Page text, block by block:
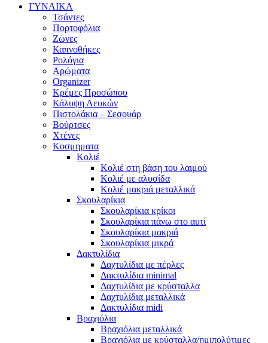
ΓΥΝΑΙΚΑ
Τσάντες
Πορτοφόλια
Ζώνες
Καπνοθήκες
Ρολόγια
Αρώματα
Organizer
Κρέμες Προσώπου
Κάλυψη Λευκών
Πιστολάκια – Σεσουάρ
Βούρτσες
Χτένες
Κοσμηματα
Κολιέ
Κολιέ στη βάση του λαιμού
Κολιέ με αλυσίδα
Κολιέ μακριά μεταλλικά
Σκουλαρίκια
Σκουλαρίκια κρίκοι
Σκουλαρίκια πάνω στο αυτί
Σκουλαρίκια μακριά
Σκουλαρίκια μικρά
Δακτυλίδια
Δαχτυλίδια με πέρλες
Δακτυλίδια minimal
Δαχτυλίδια με κρύσταλλα
Δαχτυλίδια μεταλλικά
Δακτυλίδια midi
Βραχιόλια
Βραχιόλια μεταλλικά
Βραχιόλια με κρύσταλλα/ημιπολύτιμες